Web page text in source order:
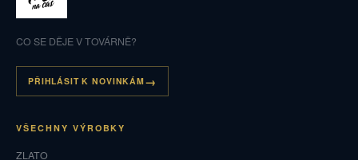
CO SE DĚJE V TOVÁRNĚ?
PŘIHLÁSIT K NOVINKÁM
VŠECHNY VÝROBKY
ZLATO